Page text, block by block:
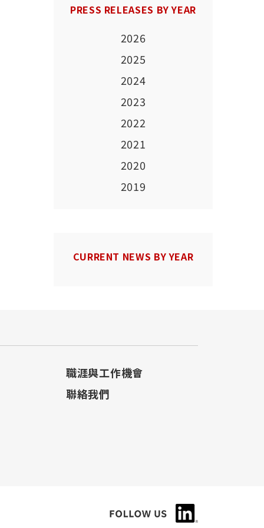
PRESS RELEASES BY YEAR
2026
2025
2024
2023
2022
2021
2020
2019
CURRENT NEWS BY YEAR
職涯與工作機會
聯絡我們